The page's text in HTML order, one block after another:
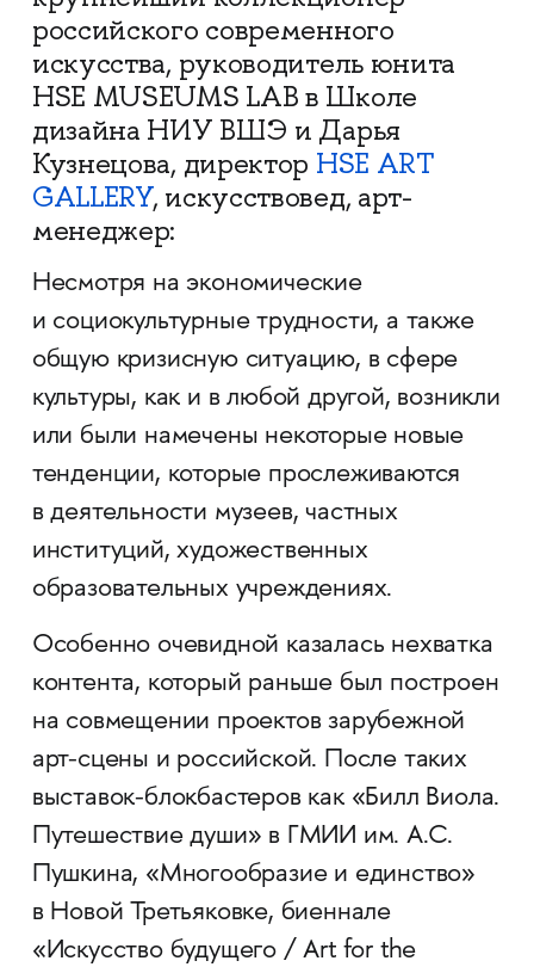
российского современного
искусства, руководитель юнита
HSE MUSEUMS LAB в Школе
дизайна НИУ ВШЭ и Дарья
Кузнецова, директор HSE ART
GALLERY, искусствовед, арт-
менеджер:
Несмотря на экономические
и социокультурные трудности, а также
общую кризисную ситуацию, в сфере
культуры, как и в любой другой, возникли
или были намечены некоторые новые
тенденции, которые прослеживаются
в деятельности музеев, частных
институций, художественных
образовательных учреждениях.
Особенно очевидной казалась нехватка
контента, который раньше был построен
на совмещении проектов зарубежной
арт-сцены и российской. После таких
выставок-блокбастеров как «Билл Виола.
Путешествие души» в ГМИИ им. А.С.
Пушкина, «Многообразие и единство»
в Новой Третьяковке, биеннале
«Искусство будущего / Art for the